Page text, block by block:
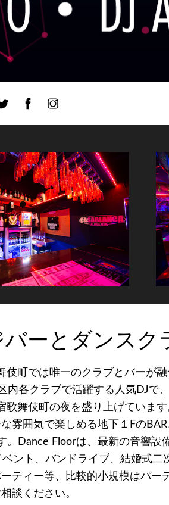
ーとダンスク
町では唯一のクラブとバーが融
各クラブで活躍する人気DJで
舞伎町の夜を盛り上げています
雰囲気で楽しめる地下１Fの
Dance Floorは、最新の音響設
ント、バンドライブ、結婚式二
ティー等、比較的小規模はパー
談ください。